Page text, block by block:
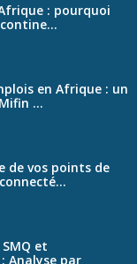
: pourquoi
en Afrique : un
...
de vos points de
et
Analyse par